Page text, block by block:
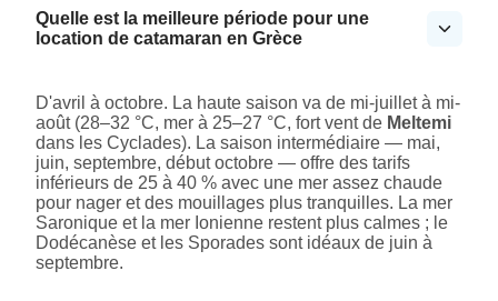
Quelle est la meilleure période pour une
location de catamaran en Grèce
D'avril à octobre. La haute saison va de mi-juillet à mi-
août (28–32 °C, mer à 25–27 °C, fort vent de Meltemi
dans les Cyclades). La saison intermédiaire — mai,
juin, septembre, début octobre — offre des tarifs
inférieurs de 25 à 40 % avec une mer assez chaude
pour nager et des mouillages plus tranquilles. La mer
Saronique et la mer Ionienne restent plus calmes ; le
Dodécanèse et les Sporades sont idéaux de juin à
septembre.